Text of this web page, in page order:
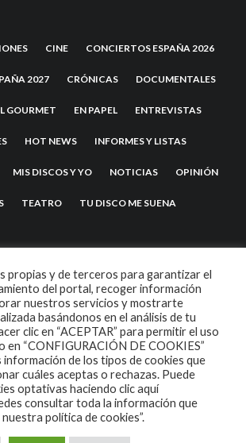
CINE CONCIERTOS ESPAÑA 2026
2027 CRÓNICAS DOCUMENTALES
GOURMET EN PAPEL ENTREVISTAS
HOT NEWS INFORMES Y LISTAS
MIS DISCOS Y YO NOTICIAS OPINIÓN
TEATRO TU DISCO ME SUENA
-CODETIPITHEME
propias y de terceros para garantizar el
del portal, recoger información
nuestros servicios y mostrarte
basándonos en el análisis de tu
clic en “ACEPTAR” para permitir el uso
en “CONFIGURACIÓN DE COOKIES”
de los tipos de cookies que
cuáles aceptas o rechazas. Puede
optativas haciendo clic aquí
consultar toda la información que
nuestra política de cookies”.